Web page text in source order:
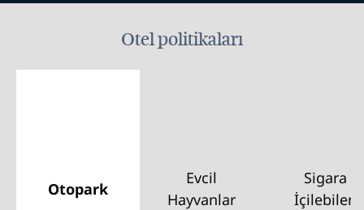
Otel politikaları
Otopark
Evcil
Hayvanlar
Sigara
İçilebilen